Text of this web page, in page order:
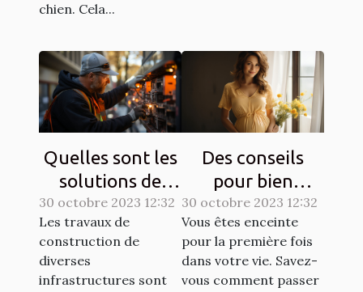
chien. Cela...
Quelles sont les
solutions de
sécurisation
d’un chantier ?
30 octobre 2023 12:32
Les travaux de
construction de
diverses
infrastructures sont
Des conseils
pour bien
entretenir une
grossesse ?
30 octobre 2023 12:32
Vous êtes enceinte
pour la première fois
dans votre vie. Savez-
vous comment passer